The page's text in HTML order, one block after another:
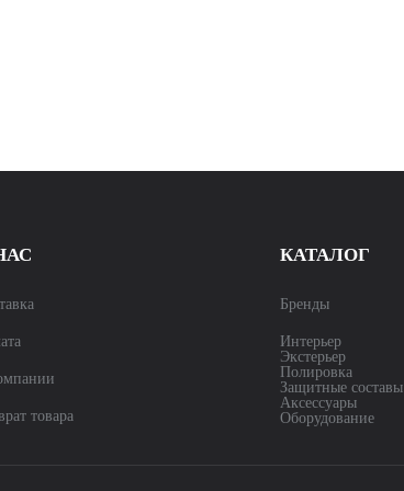
товара
КАТАЛОГ
Бренды
Интерьер
Экстерьер
Полировка
Защитные составы
Аксессуары
Оборудование